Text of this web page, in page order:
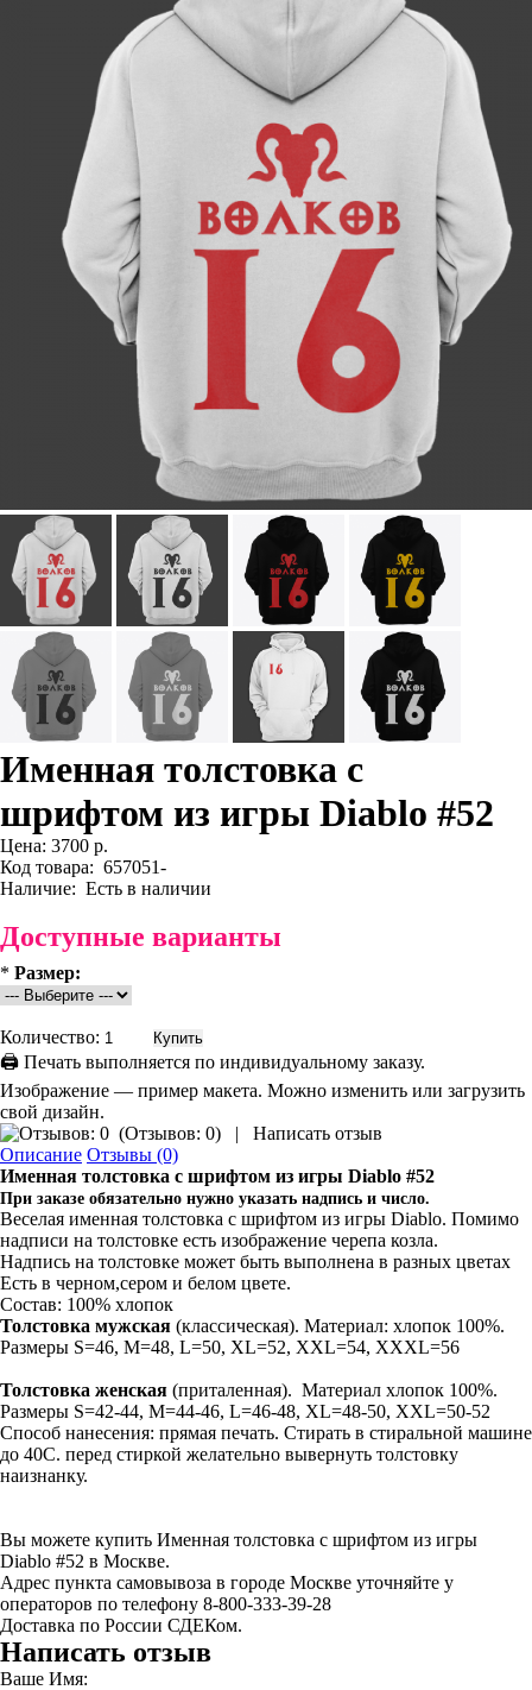
Именная толстовка с
шрифтом из игры Diablo #52
Цена: 3700 р.
Код товара: 657051-
Наличие: Есть в наличии
Доступные варианты
* Размер:
Количество:
🖨 Печать выполняется по индивидуальному заказу.
Изображение — пример макета. Можно изменить или загрузить
свой дизайн.
(Отзывов: 0) |
Написать отзыв
Описание Отзывы (0)
Именная толстовка с шрифтом из игры Diablo #52
При заказе обязательно нужно указать надпись и число.
Веселая именная толстовка с шрифтом из игры Diablo. Помимо
надписи на толстовке есть изображение черепа козла.
Надпись на толстовке может быть выполнена в разных цветах
Есть в черном,сером и белом цвете.
Состав: 100% хлопок
Толстовка мужская (классическая). Материал: хлопок 100%.
Размеры S=46, M=48, L=50, XL=52, XXL=54, XXXL=56
Толстовка женская (приталенная). Материал хлопок 100%.
Размеры S=42-44, M=44-46, L=46-48, XL=48-50, XXL=50-52
Способ нанесения: прямая печать. Стирать в стиральной машине
до 40С. перед стиркой желательно вывернуть толстовку
наизнанку.
Вы можете купить Именная толстовка с шрифтом из игры
Diablo #52 в Москве.
Адрес пункта самовывоза в городе Москве уточняйте у
операторов по телефону 8-800-333-39-28
Доставка по России СДЕКом.
Написать отзыв
Ваше Имя: